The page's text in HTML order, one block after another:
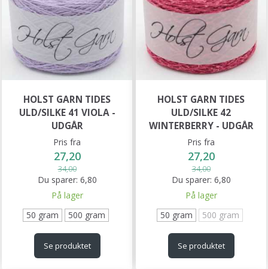
HOLST GARN TIDES
ULD/SILKE 41 VIOLA -
UDGÅR
Pris fra
27,20
34,00
Du sparer: 6,80
På lager
50 gram
500 gram
Se produktet
HOLST GARN TIDES
ULD/SILKE 42
WINTERBERRY - UDGÅR
Pris fra
27,20
34,00
Du sparer: 6,80
På lager
50 gram
500 gram
Se produktet